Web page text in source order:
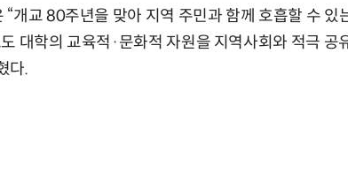
“개교 80주년을 맞아 지역 주민과 함께 호흡할 수 있
대학의 교육적·문화적 자원을 지역사회와 적극
다.